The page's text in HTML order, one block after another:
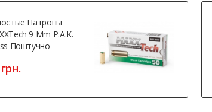
Патроны
9 Mm P.A.K.
Поштучно